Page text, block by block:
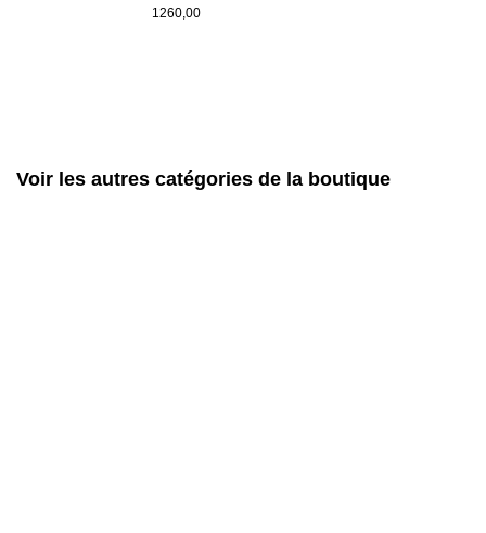
1260,00
Voir les autres catégories de la boutique